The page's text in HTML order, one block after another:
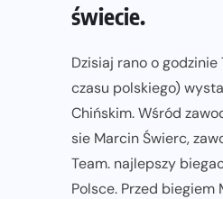
świecie.
Dzisiaj rano o godzinie
czasu polskiego)
Chińskim. Wśród
sie Marcin Świerc,
Team. najlepszy
Polsce. Przed biegiem